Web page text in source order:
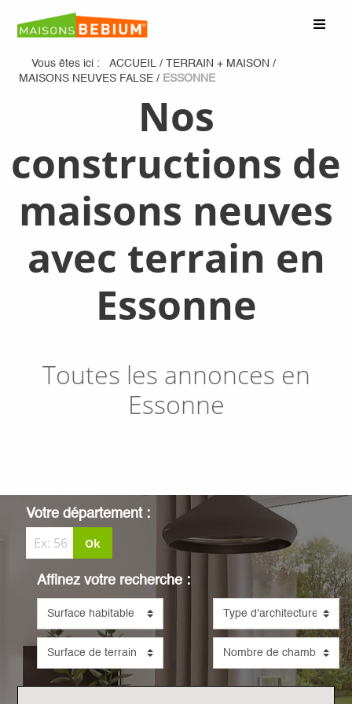
Vous êtes ici : ACCUEIL / TERRAIN + MAISON /
MAISONS NEUVES FALSE / ESSONNE
Nos
constructions de
maisons neuves
avec terrain en
Essonne
Toutes les annonces en
Essonne
Votre département :
Ok
Affinez votre recherche :